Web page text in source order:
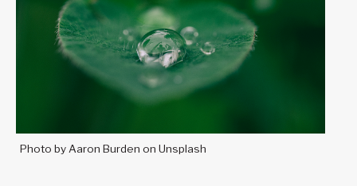
Photo by Aaron Burden on Unsplash